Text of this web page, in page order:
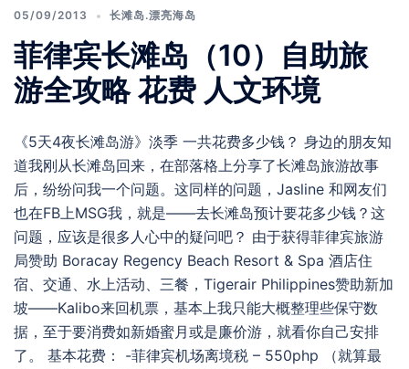
05/09/2013 长滩岛.漂亮海岛
菲律宾长滩岛（10）自助旅
游全攻略 花费 人文环境
《5天4夜长滩岛游》淡季 一共花费多少钱？ 身边的朋友知
道我刚从长滩岛回来，在部落格上分享了长滩岛旅游故事
后，纷纷问我一个问题。这同样的问题，Jasline 和网友们
也在FB上MSG我，就是——去长滩岛预计要花多少钱？这
问题，应该是很多人心中的疑问吧？ 由于获得菲律宾旅游
局赞助 Boracay Regency Beach Resort & Spa 酒店住
宿、交通、水上活动、三餐，Tigerair Philippines赞助新加
坡——Kalibo来回机票，基本上我只能大概整理些保守数
据，至于要消费如新婚蜜月或是廉价游，就看你自己安排
了。 基本花费： -菲律宾机场离境税 – 550php （就算最